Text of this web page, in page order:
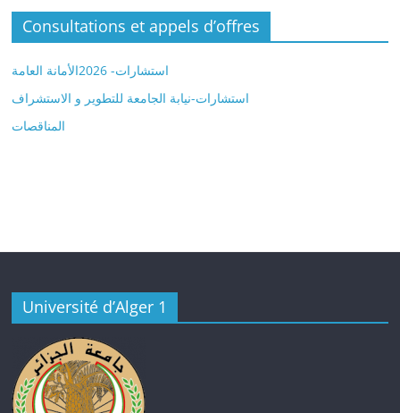
Consultations et appels d’offres
استشارات- 2026الأمانة العامة
استشارات-نيابة الجامعة للتطوير و الاستشراف
المناقصات
Université d’Alger 1